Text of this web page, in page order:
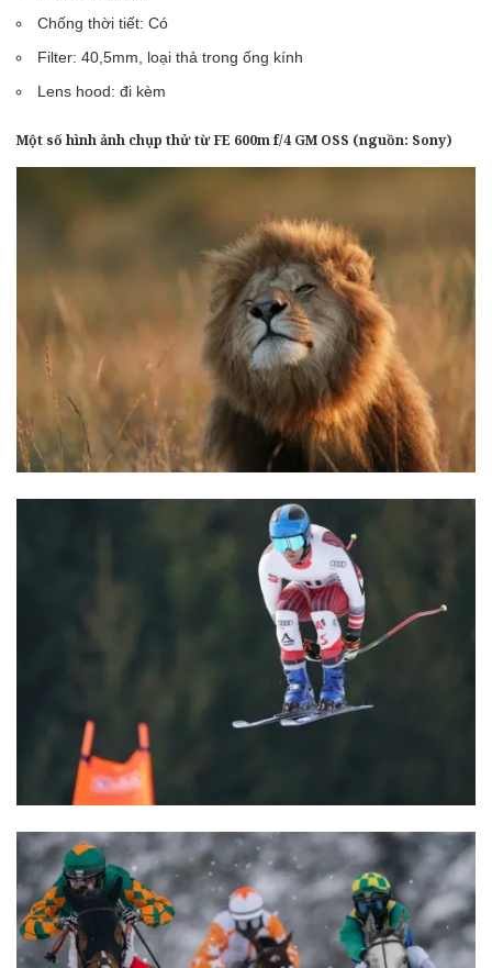
Chống thời tiết: Có
Filter: 40,5mm, loại thả trong ống kính
Lens hood: đi kèm
Một số hình ảnh chụp thử từ FE 600m f/4 GM OSS (nguồn: Sony)